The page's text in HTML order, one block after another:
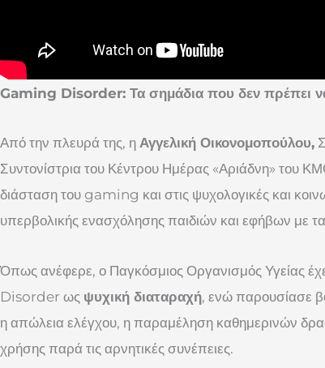
Gaming Disorder: Τα σημάδια που δεν πρέπει να
Από την πλευρά της, η Αγγελική Οικονομοπούλου,
Συντονίστρια του Κέντρου Ημέρας «Αριάδνη» του
διάσταση του gaming και στις ψυχολογικές και
υπερβολικής ενασχόλησης παιδιών και εφήβων με τα
Όπως ανέφερε, ο Παγκόσμιος Οργανισμός Υγείας
Disorder ως ψυχική διαταραχή, ενώ παρουσίασε
η απώλεια ελέγχου, η παραμέληση καθημερινών
χρήσης παρά τις αρνητικές συνέπειες.